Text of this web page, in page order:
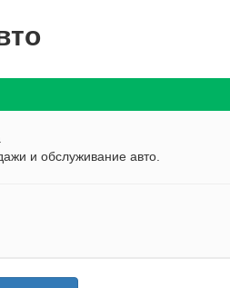
и обслуживание авто.